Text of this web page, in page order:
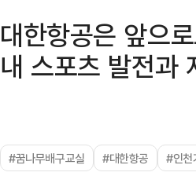
대한항공은 앞으
내 스포츠 발전과
#꿈나무배구교실 #대한항공 #인천